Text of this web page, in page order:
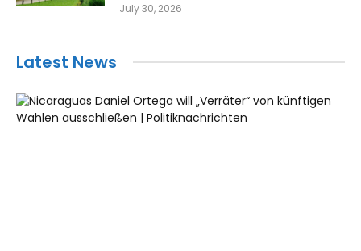
July 30, 2026
Latest News